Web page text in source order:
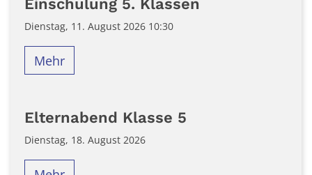
Einschulung 5. Klassen
Dienstag, 11. August 2026 10:30
Mehr
Elternabend Klasse 5
Dienstag, 18. August 2026